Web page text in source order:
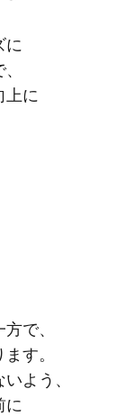
に​
上に​
で、​
す。​
よう、​
に​